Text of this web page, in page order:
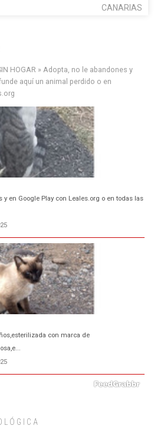
CANARIAS
HOGAR » Adopta, no le abandones y
aquí un animal perdido o en
en Google Play con Leales.org o en todas las
con marca de